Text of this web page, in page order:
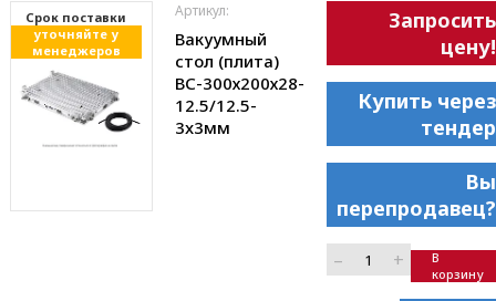
Cрок поставки
уточняйте у
менеджеров
Артикул:
Вакуумный
стол (плита)
ВС-300х200х28-
12.5/12.5-
3x3мм
Запросить
цену!
Купить через
тендер
Вы
перепродавец?
– +
В
корзину